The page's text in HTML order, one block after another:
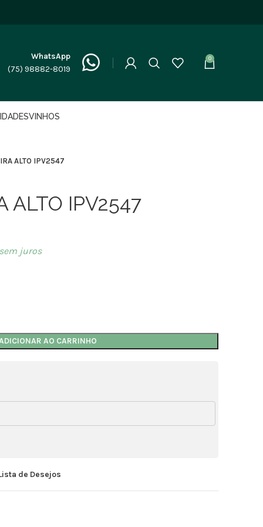
WhatsApp
(75) 98882-8019
0
VINHOS
ALTO IPV2547
ALTO IPV2547
juros
AO CARRINHO
de Desejos